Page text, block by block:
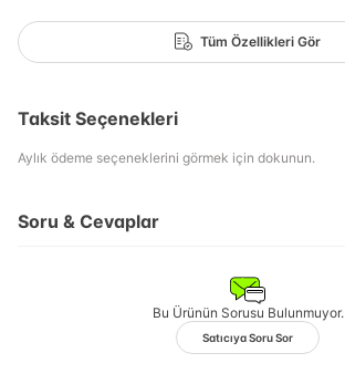
Tüm Özellikleri Gör
Taksit Seçenekleri
Aylık ödeme seçeneklerini görmek için dokunun.
Soru & Cevaplar
Bu Ürünün Sorusu Bulunmuyor.
Satıcıya Soru Sor